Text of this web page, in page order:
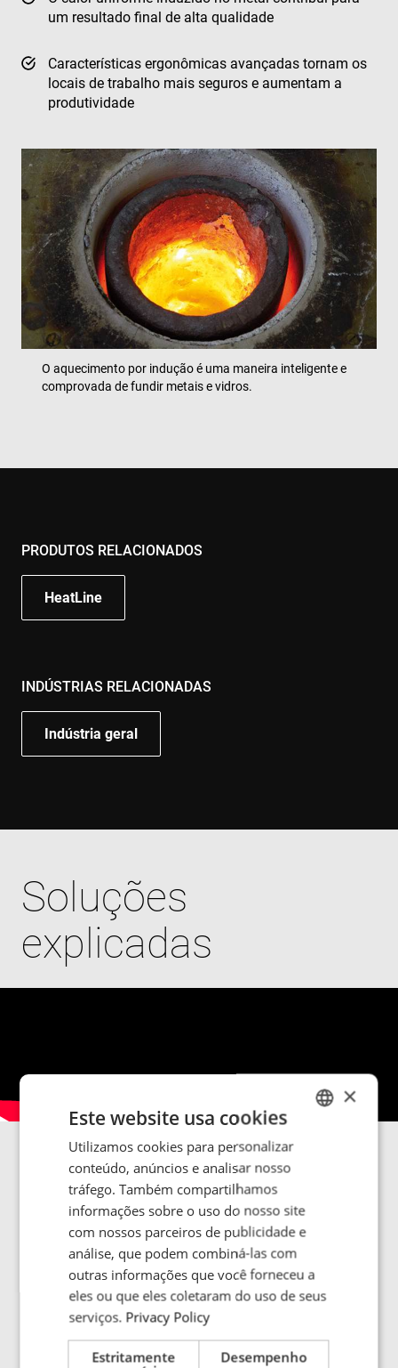
um resultado final de alta qualidade
Características ergonômicas avançadas tornam os
locais de trabalho mais seguros e aumentam a
produtividade
O aquecimento por indução é uma maneira inteligente e
comprovada de fundir metais e vidros.
PRODUTOS RELACIONADOS
HeatLine
INDÚSTRIAS RELACIONADAS
Indústria geral
Soluções
explicadas
Sinac: concebida para o desempenho
A ENRX Sinac fornece aquecimento por indução de
alta frequência e alta precisão para operações
contínuas. Construído para aquecer, construído para
durar. Mesmo nos ambientes mais exigentes.
ENGLISH
POLISH
FRENCH
PORTUGESE
×
Este website usa cookies
Utilizamos cookies para personalizar
conteúdo, anúncios e analisar nosso
tráfego. Também compartilhamos
informações sobre o uso do nosso site
com nossos parceiros de publicidade e
análise, que podem combiná-las com
outras informações que você forneceu a
eles ou que eles coletaram do uso de seus
serviços. Privacy Policy
Estritamente
Desempenho